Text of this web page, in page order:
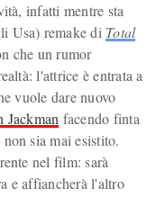
infatti mentre sta
Usa) remake di Total
che un rumor
l'attrice è entrata a
vuole dare nuovo
Jackman facendo finta
sia mai esistito.
nel film: sarà
e affiancherà l'altro